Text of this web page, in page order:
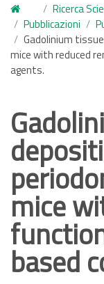
Ricerca
Pubblicazioni
Gadolinium
mice with reduced
agents.
mice
based